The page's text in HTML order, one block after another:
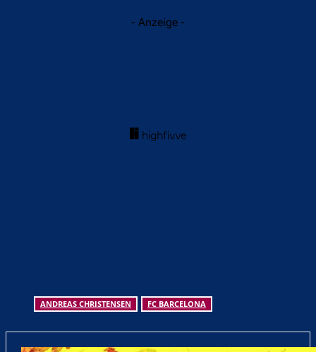
- Anzeige -
ANDREAS CHRISTENSEN FC BARCELONA